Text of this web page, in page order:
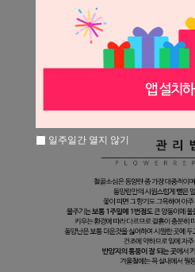
일주일간 열지 않기